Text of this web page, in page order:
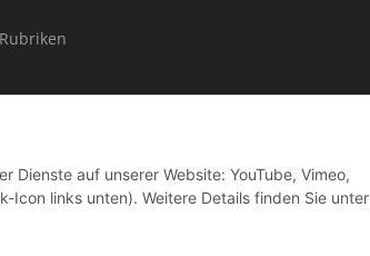
Dienste auf unserer Website: YouTube, Vimeo,
Icon links unten). Weitere Details finden Sie unter
in der Rechnung nicht gesondert ausgewiesen.
bitte der Schaltfläche "Versand"